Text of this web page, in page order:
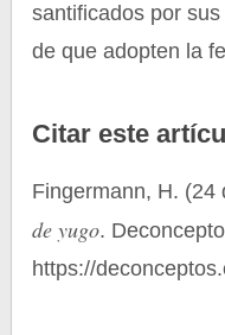
santificados por
de que adopten la
Citar este
Fingermann, H. (24
de yugo.
https://